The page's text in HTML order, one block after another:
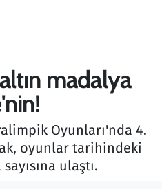
madalya
Oyunları'nda 4.
oyunlar tarihindeki
ulaştı.